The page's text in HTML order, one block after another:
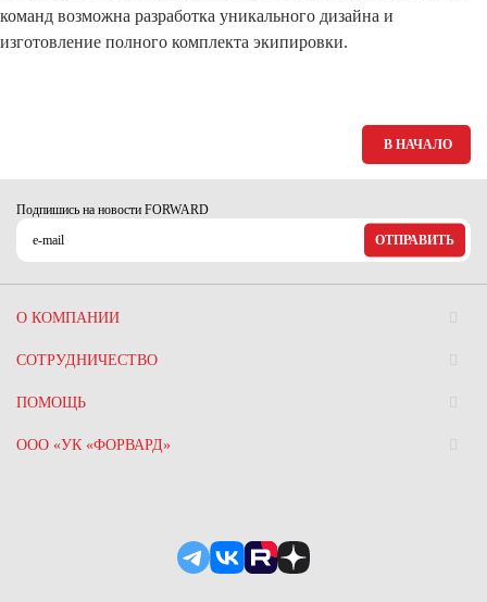
Томская область (1)
Ярославская область (1)
команд возможна разработка уникального дизайна и
изготовление полного комплекта экипировки.
В НАЧАЛО
Подпишись на новости FORWARD
ОТПРАВИТЬ
О КОМПАНИИ
СОТРУДНИЧЕСТВО
ПОМОЩЬ
ООО «УК «ФОРВАРД»